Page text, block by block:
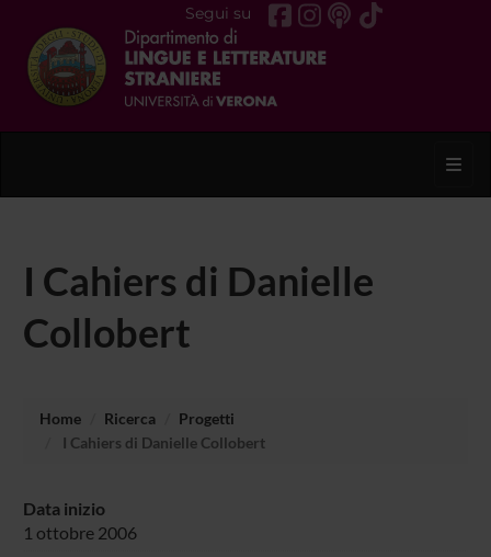
Segui su
I Cahiers di Danielle
Collobert
Home Ricerca
Progetti
I Cahiers di Danielle Collobert
Data inizio
1 ottobre 2006